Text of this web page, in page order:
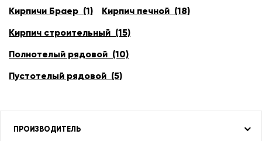
Кирпичи Браер (1)
Кирпич печной (18)
Кирпич строительный (15)
Полнотелый рядовой (10)
Пустотелый рядовой (5)
ПРОИЗВОДИТЕЛЬ